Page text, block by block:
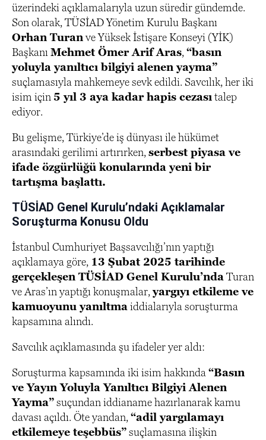
üzerindeki açıklamalarıyla uzun süredir gündemde.
Son olarak, TÜSİAD Yönetim Kurulu Başkanı
Orhan Turanve Yüksek İstişare Konseyi (YİK)
BaşkanıMehmet Ömer Arif Aras,“basın
yoluyla yanıltıcı bilgiyi alenen yayma”
suçlamasıyla mahkemeye sevk edildi. Savcılık, her iki
isim için 5 yıl 3 aya kadar hapis cezasıtalep
ediyor.
Bu gelişme, Türkiye’de iş dünyası ile hükümet
arasındaki gerilimi artırırken,serbest piyasa ve
ifade özgürlüğü konularında yeni bir
tartışma başlattı.
TÜSİAD Genel Kurulu’ndaki Açıklamalar
Soruşturma Konusu Oldu
İstanbul Cumhuriyet Başsavcılığı’nın yaptığı
açıklamaya göre, 13 Şubat 2025 tarihinde
gerçekleşen TÜSİAD Genel Kurulu’ndaTuran
ve Aras’ın yaptığı konuşmalar,yargıyı etkileme ve
kamuoyunu yanıltmaiddialarıyla soruşturma
kapsamına alındı.
Savcılık açıklamasında şu ifadeler yer aldı:
Soruşturma kapsamında iki isim hakkında“Basın
ve Yayın Yoluyla Yanıltıcı Bilgiyi Alenen
Yayma”suçundan iddianame hazırlanarak kamu
davası açıldı. Öte yandan,“adil yargılamayı
etkilemeye teşebbüs”suçlamasına ilişkin